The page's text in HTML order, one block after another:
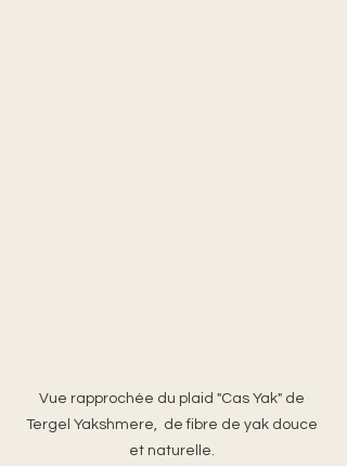
Vue rapprochée du plaid "Cas Yak" de
Tergel Yakshmere,  de fibre de yak douce
et naturelle.